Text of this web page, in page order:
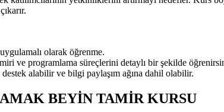
olarak öğrenme.
ve programlama süreçlerini detaylı bir şekilde
alabilir ve bilgi paylaşım ağına dahil olabilir.
BEYİN TAMİR KURSU